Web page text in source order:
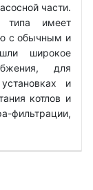
части.
типа имеет
с обычным и
широкое
для
и
котлов и
фильтрации,